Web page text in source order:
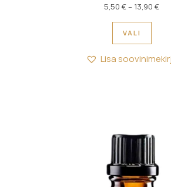
5,50 €– 13,90 €
VALI
Lisa